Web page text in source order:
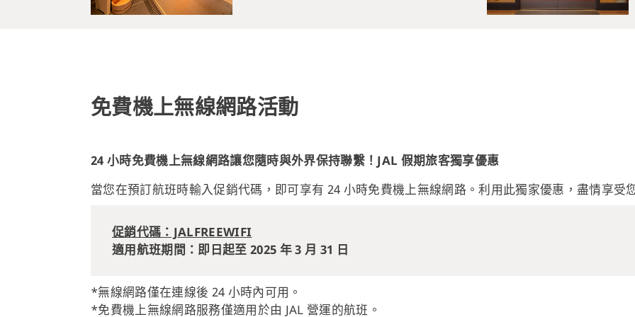
免費機上無線網路活動
24 小時免費機上無線網路讓您隨時與外界保持聯繫！JAL 假期旅客獨享優惠
當您在預訂航班時輸入促銷代碼，即可享有 24 小時免費機上無線網路。利用此獨家優惠，盡情享受
促銷代碼：JALFREEWIFI
適用航班期間：即日起至 2025 年 3 月 31 日
*無線網路僅在連線後 24 小時內可用。
*免費機上無線網路服務僅適用於由 JAL 營運的航班。